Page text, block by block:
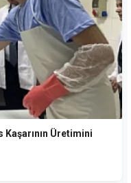
Kaşarının Üretimini